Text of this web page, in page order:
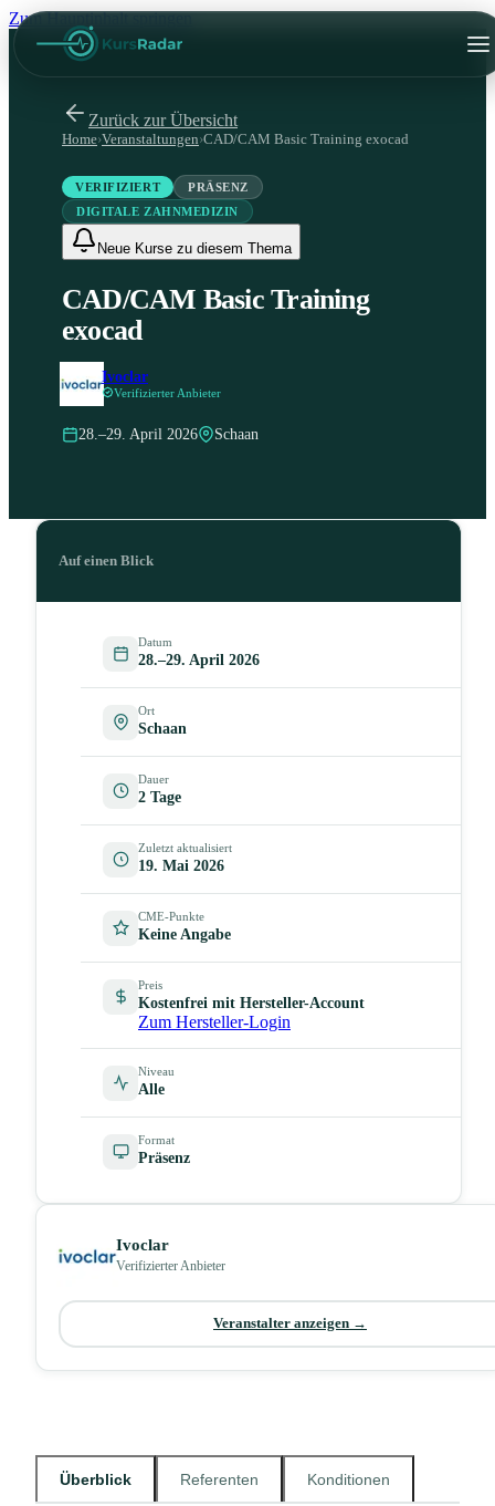
Zum Hauptinhalt springen
Zurück zur Übersicht
Home›Veranstaltungen›CAD/CAM Basic Training exocad
VERIFIZIERT
PRÄSENZ
DIGITALE ZAHNMEDIZIN
Neue Kurse zu diesem Thema
CAD/CAM Basic Training
exocad
Ivoclar
Verifizierter Anbieter
28.–29. April 2026 Schaan
Überblick Referenten Konditionen
Auf einen Blick
Datum
28.–29. April 2026
Ort
Schaan
Dauer
2 Tage
Zuletzt aktualisiert
19. Mai 2026
CME-Punkte
Keine Angabe
Preis
Kostenfrei mit Hersteller-Account
Zum Hersteller-Login
Niveau
Alle
Format
Präsenz
Ivoclar
Verifizierter Anbieter
Veranstalter anzeigen →